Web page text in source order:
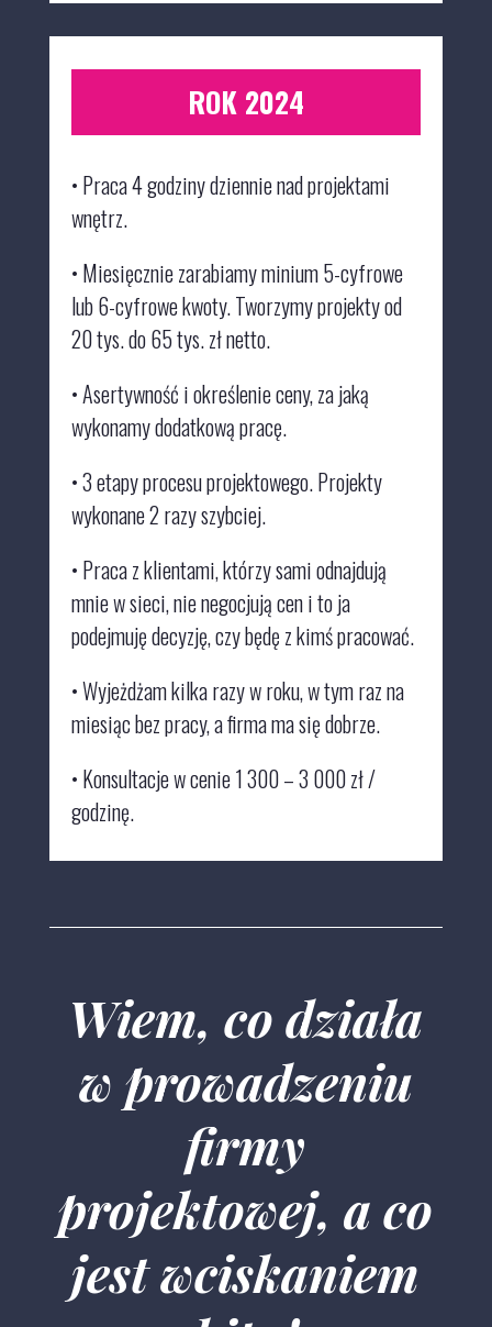
ROK 2024
• Praca 4 godziny dziennie nad projektami
wnętrz.
• Miesięcznie zarabiamy minium 5-cyfrowe
lub 6-cyfrowe kwoty. Tworzymy projekty od
20 tys. do 65 tys. zł netto.
•Asertywność i określenie ceny, za jaką
wykonamy dodatkową pracę.
•3 etapy procesu projektowego. Projekty
wykonane 2 razy szybciej.
• Praca z klientami, którzy sami odnajdują
mnie w sieci, nie negocjują cen i to ja
podejmuję decyzję, czy będę z kimś pracować.
•Wyjeżdżam kilka razy w roku, w tym raz na
miesiąc bez pracy, a firma ma się dobrze.
• Konsultacje w cenie 1 300 – 3 000 zł /
godzinę.
Wiem, co działa
w prowadzeniu
firmy
projektowej, a co
jest wciskaniem